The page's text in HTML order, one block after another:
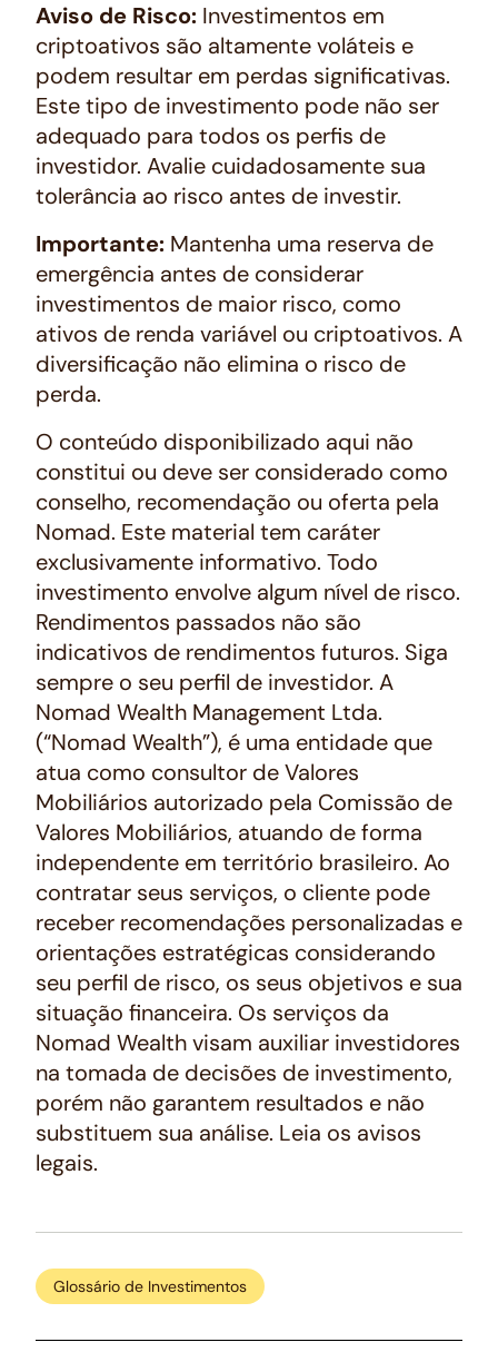
Aviso de Risco: Investimentos em
criptoativos são altamente voláteis e
podem resultar em perdas significativas.
Este tipo de investimento pode não ser
adequado para todos os perfis de
investidor. Avalie cuidadosamente sua
tolerância ao risco antes de investir.
Importante: Mantenha uma reserva de
emergência antes de considerar
investimentos de maior risco, como
ativos de renda variável ou criptoativos. A
diversificação não elimina o risco de
perda.
O conteúdo disponibilizado aqui não
constitui ou deve ser considerado como
conselho, recomendação ou oferta pela
Nomad. Este material tem caráter
exclusivamente informativo. Todo
investimento envolve algum nível de risco.
Rendimentos passados não são
indicativos de rendimentos futuros. Siga
sempre o seu perfil de investidor. A
Nomad Wealth Management Ltda.
(“Nomad Wealth”), é uma entidade que
atua como consultor de Valores
Mobiliários autorizado pela Comissão de
Valores Mobiliários, atuando de forma
independente em território brasileiro. Ao
contratar seus serviços, o cliente pode
receber recomendações personalizadas e
orientações estratégicas considerando
seu perfil de risco, os seus objetivos e sua
situação financeira. Os serviços da
Nomad Wealth visam auxiliar investidores
na tomada de decisões de investimento,
porém não garantem resultados e não
substituem sua análise. Leia os avisos
legais.
Glossário de Investimentos